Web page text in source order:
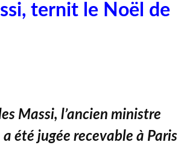
ternit le Noël de
Massi, l’ancien ministre
été jugée recevable à Paris